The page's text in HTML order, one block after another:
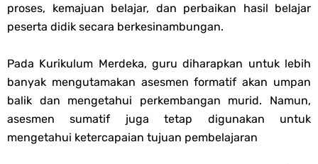
proses, kemajuan belajar, dan perbaikan hasil belajar
peserta didik secara berkesinambungan.
Pada Kurikulum Merdeka, guru diharapkan untuk lebih
banyak mengutamakan asesmen formatif akan umpan
balik dan mengetahui perkembangan murid. Namun,
asesmen sumatif juga tetap digunakan untuk
mengetahui ketercapaian tujuan pembelajaran